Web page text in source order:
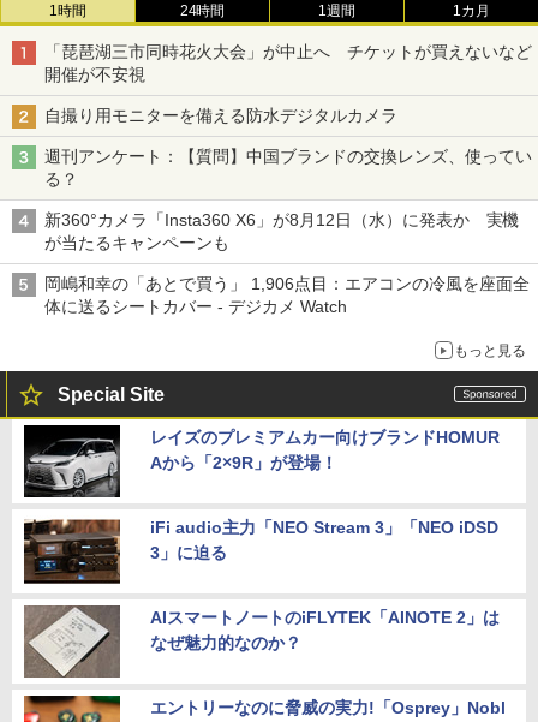
1時間 24時間 1週間 1カ月
「琵琶湖三市同時花火大会」が中止へ チケットが買えないなど
開催が不安視
自撮り用モニターを備える防水デジタルカメラ
週刊アンケート：【質問】中国ブランドの交換レンズ、使ってい
る？
新360°カメラ「Insta360 X6」が8月12日（水）に発表か 実機
が当たるキャンペーンも
岡嶋和幸の「あとで買う」 1,906点目：エアコンの冷風を座面全
体に送るシートカバー - デジカメ Watch
もっと見る
Special Site
レイズのプレミアムカー向けブランドHOMUR
Aから「2×9R」が登場！
iFi audio主力「NEO Stream 3」「NEO iDSD
3」に迫る
AIスマートノートのiFLYTEK「AINOTE 2」は
なぜ魅力的なのか？
エントリーなのに脅威の実力!「Osprey」Nobl